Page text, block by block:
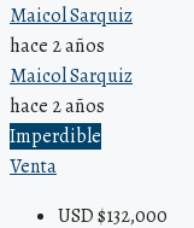
Maicol Sarquiz
hace 2 años
Maicol Sarquiz
hace 2 años
Imperdible
Venta
USD $132,000